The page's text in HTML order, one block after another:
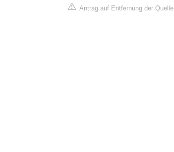
Antrag auf Entfernung der Quelle